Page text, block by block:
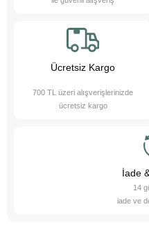
değerli katkıların farkındayız ve
bakım ürünleri sunarak destek
hayvanlarınıza gerekli olan her
sağlamaktan gurur duyuyoruz.
karşılayabilir ve onların yaşam
Ücretsiz Kargo
700 TL üzeri alışverişlerinizde
ücretsiz kargo
İade
14
iade ve